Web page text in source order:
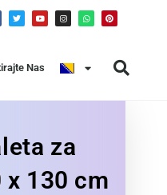
Nas
za
130 cm